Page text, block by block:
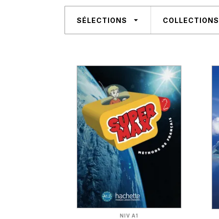
SÉLECTIONS arrow_drop_down COLLECTIONS
NIV A1